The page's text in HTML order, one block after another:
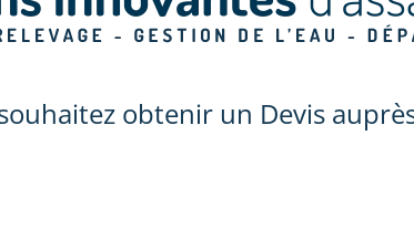
obtenir un Devis